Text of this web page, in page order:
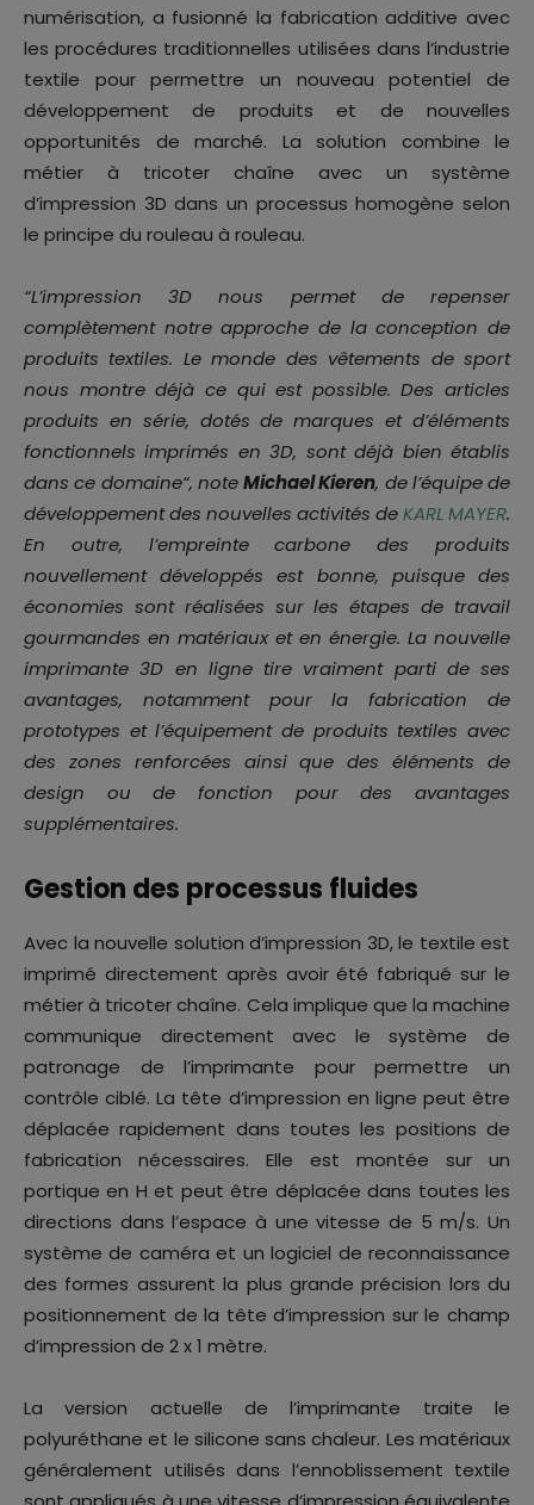
numérisation, a fusionné la fabrication additive avec
les procédures traditionnelles utilisées dans l’industrie
textile pour permettre un nouveau potentiel de
développement de produits et de nouvelles
opportunités de marché. La solution combine le
métier à tricoter chaîne avec un système
d’impression 3D dans un processus homogène selon
le principe du rouleau à rouleau.
“L’impression 3D nous permet de repenser
complètement notre approche de la conception de
produits textiles. Le monde des vêtements de sport
nous montre déjà ce qui est possible. Des articles
produits en série, dotés de marques et d’éléments
fonctionnels imprimés en 3D, sont déjà bien établis
dans ce domaine“, noteMichael Kieren, de l’équipe de
développement des nouvelles activités deKARL MAYER.
En outre, l’empreinte carbone des produits
nouvellement développés est bonne, puisque des
économies sont réalisées sur les étapes de travail
gourmandes en matériaux et en énergie. La nouvelle
imprimante 3D en ligne tire vraiment parti de ses
avantages, notamment pour la fabrication de
prototypes et l’équipement de produits textiles avec
des zones renforcées ainsi que des éléments de
design ou de fonction pour des avantages
supplémentaires.
Gestion des processus fluides
Avec la nouvelle solution d’impression 3D, le textile est
imprimé directement après avoir été fabriqué sur le
métier à tricoter chaîne. Cela implique que la machine
communique directement avec le système de
patronage de l’imprimante pour permettre un
contrôle ciblé. La tête d’impression en ligne peut être
déplacée rapidement dans toutes les positions de
fabrication nécessaires. Elle est montée sur un
portique en H et peut être déplacée dans toutes les
directions dans l’espace à une vitesse de 5 m/s. Un
système de caméra et un logiciel de reconnaissance
des formes assurent la plus grande précision lors du
positionnement de la tête d’impression sur le champ
d’impression de 2 x 1 mètre.
La version actuelle de l’imprimante traite le
polyuréthane et le silicone sans chaleur. Les matériaux
généralement utilisés dans l’ennoblissement textile